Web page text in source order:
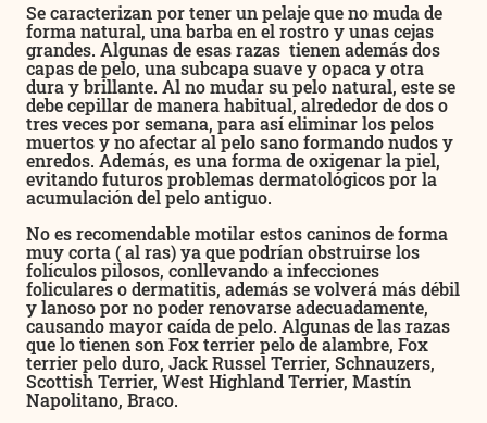
Se caracterizan por tener un pelaje que no muda de
forma natural, una barba en el rostro y unas cejas
grandes. Algunas de esas razas tienen además dos
capas de pelo, una subcapa suave y opaca y otra
dura y brillante. Al no mudar su pelo natural, este se
debe cepillar de manera habitual, alrededor de dos o
tres veces por semana, para así eliminar los pelos
muertos y no afectar al pelo sano formando nudos y
enredos. Además, es una forma de oxigenar la piel,
evitando futuros problemas dermatológicos por la
acumulación del pelo antiguo.
No es recomendable motilar estos caninos de forma
muy corta ( al ras) ya que podrían obstruirse los
folículos pilosos, conllevando a infecciones
foliculares o dermatitis, además se volverá más débil
y lanoso por no poder renovarse adecuadamente,
causando mayor caída de pelo. Algunas de las razas
que lo tienen son Fox terrier pelo de alambre, Fox
terrier pelo duro, Jack Russel Terrier, Schnauzers,
Scottish Terrier, West Highland Terrier, Mastín
Napolitano, Braco.